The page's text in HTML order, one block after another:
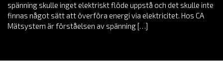
spänning skulle inget elektriskt flöde uppstå och det skulle inte
finnas något sätt att överföra energi via elektricitet. Hos CA
Mätsystem är förståelsen av spänning […]